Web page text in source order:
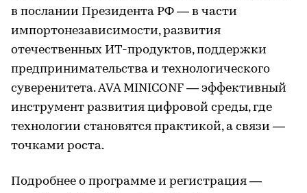
в послании Президента РФ — в части
импортонезависимости, развития
отечественных ИТ-продуктов, поддержки
предпринимательства и технологического
суверенитета. AVA MINICONF — эффективный
инструмент развития цифровой среды, где
технологии становятся практикой, а связи —
точками роста.
Подробнее о программе и регистрация —